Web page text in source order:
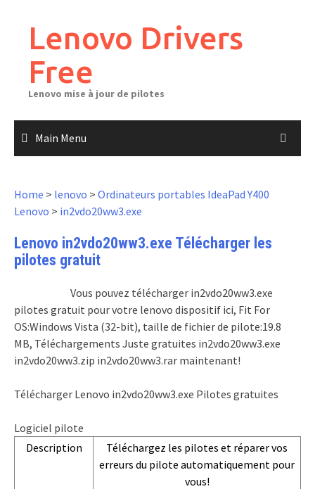
contentLenovo Drivers
Free
Lenovo mise à jour de pilotes
Main Menu
Home > lenovo > Ordinateurs portables IdeaPad Y400
Lenovo > in2vdo20ww3.exe
Lenovo in2vdo20ww3.exe Télécharger les
pilotes gratuit
Vous pouvez télécharger in2vdo20ww3.exe
pilotes gratuit pour votre lenovo dispositif ici, Fit For
OS:Windows Vista (32-bit), taille de fichier de pilote:19.8
MB, Téléchargements Juste gratuites in2vdo20ww3.exe
in2vdo20ww3.zip in2vdo20ww3.rar maintenant!
Télécharger Lenovo in2vdo20ww3.exe Pilotes gratuites
Logiciel pilote
Description
Téléchargez les pilotes et réparer vos
erreurs du pilote automatiquement pour
vous!